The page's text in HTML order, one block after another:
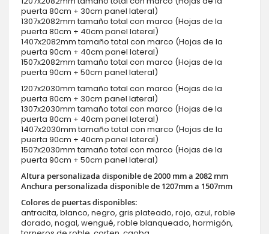
puerta 80cm + 30cm panel lateral)
1307x2082mm tamaño total con marco (Hojas de la
puerta 80cm + 40cm panel lateral)
1407x2082mm tamaño total con marco (Hojas de la
puerta 90cm + 40cm panel lateral)
1507x2082mm tamaño total con marco (Hojas de la
puerta 90cm + 50cm panel lateral)
1207x2030mm tamaño total con marco (Hojas de la
puerta 80cm + 30cm panel lateral)
1307x2030mm tamaño total con marco (Hojas de la
puerta 80cm + 40cm panel lateral)
1407x2030mm tamaño total con marco (Hojas de la
puerta 90cm + 40cm panel lateral)
1507x2030mm tamaño total con marco (Hojas de la
puerta 90cm + 50cm panel lateral)
Altura personalizada disponible de 2000 mm a 2082 mm
Anchura personalizada disponible de 1207mm a 1507mm
Colores de puertas disponibles:
antracita, blanco, negro, gris plateado, rojo, azul, roble
dorado, nogal, wengué, roble blanqueado, hormigón,